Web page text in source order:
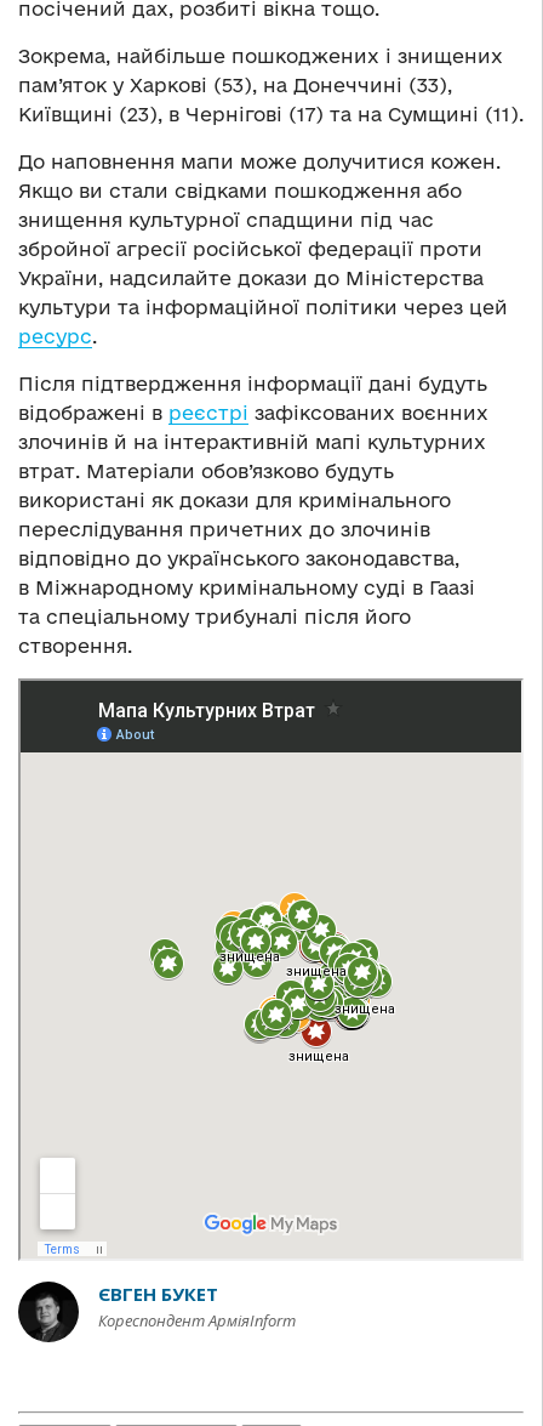
посічений дах, розбиті вікна тощо.
Зокрема, найбільше пошкоджених і знищених
пам’яток у Харкові (53), на Донеччині (33),
Київщині (23), в Чернігові (17) та на Сумщині (11).
До наповнення мапи може долучитися кожен.
Якщо ви стали свідками пошкодження або
знищення культурної спадщини під час
збройної агресії російської федерації проти
України, надсилайте докази до Міністерства
культури та інформаційної політики через цей
ресурс.
Після підтвердження інформації дані будуть
відображені в реєстрі зафіксованих воєнних
злочинів й на інтерактивній мапі культурних
втрат. Матеріали обов’язково будуть
використані як докази для кримінального
переслідування причетних до злочинів
відповідно до українського законодавства,
в Міжнародному кримінальному суді в Гаазі
та спеціальному трибуналі після його
створення.
ЄВГЕН БУКЕТ
Кореспондент АрміяInform